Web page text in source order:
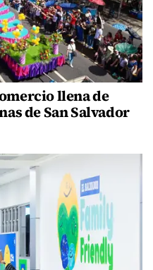
llena de
de San Salvador